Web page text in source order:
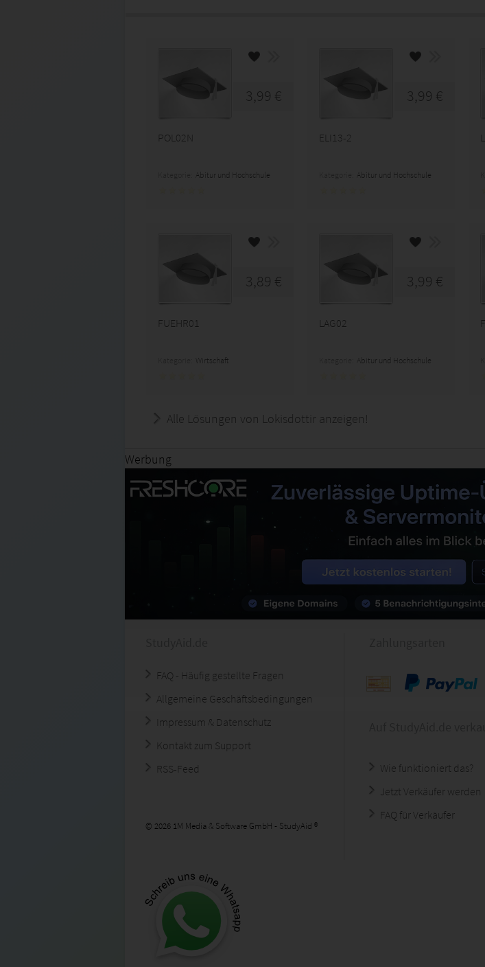
3,99 €
POL02N
Abitur und Hochschule
3,99 €
ELI13-2
Abitur und Hochschule
3,89 €
FUEHR01
Wirtschaft
3,99 €
LAG02
Abitur und Hochschule
Alle Lösungen von Lokisdottir anzeigen!
Werbung
FAQ - Häufig gestellte Fragen
Allgemeine Geschäftsbedingungen
Impressum & Datenschutz
Kontakt zum Support
RSS-Feed
© 2026 1M Media & Software GmbH - StudyAid ®
Wie funktioniert das?
Jetzt Verkäufer werden
FAQ für Verkäufer